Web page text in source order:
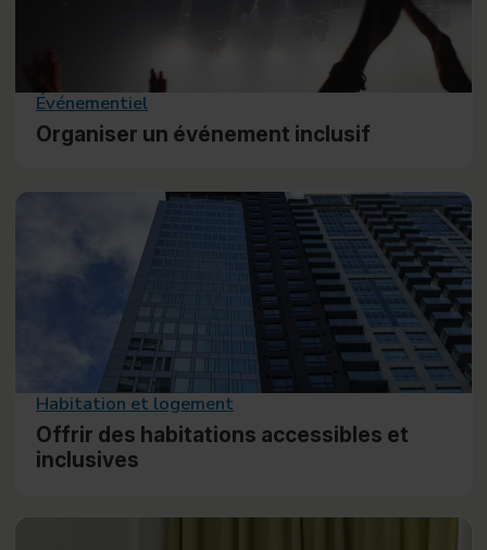
Événementiel
Organiser un événement inclusif
Habitation et logement
Offrir des habitations accessibles et
inclusives